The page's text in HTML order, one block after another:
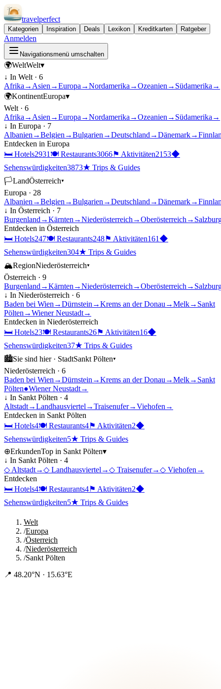
travelperfect
Kategorien Inspiration Deals Lexikon Kreditkarten Ratgeber
Anmelden
Navigationsmenü umschalten
🌍WeltWelt▾
↓ In Welt · 6
Afrika → Asien →Europa →Nordamerika →Ozeanien → Südamerika →
🌍KontinentEuropa▾
Welt · 6
Afrika → Asien →Europa →Nordamerika →Ozeanien → Südamerika →
↓ In Europa · 7
Albanien →Belgien →Bulgarien →Deutschland →Dänemark→
Entdecken in Europa
🛏 Hotels2931 🍽 Restaurants3066⚑ Aktivitäten2153◆
Sehenswürdigkeiten3873★ Trips & Guides
🏳LandÖsterreich▾
Europa · 28
Albanien →Belgien →Bulgarien →Deutschland →Dänemark→
↓ In Österreich · 7
Burgenland →Kärnten →Niederösterreich →Oberösterreich →
Entdecken in Österreich
🛏 Hotels247🍽 Restaurants248⚑ Aktivitäten161 ◆
Sehenswürdigkeiten304★ Trips & Guides
🏔RegionNiederösterreich▾
Österreich · 9
Burgenland →Kärnten →Niederösterreich →Oberösterreich →
↓ In Niederösterreich · 6
Baden bei Wien →Dürnstein →Krems an der Donau →Melk→ Sankt
Pölten →Wiener Neustadt→
Entdecken in Niederösterreich
🛏 Hotels23🍽 Restaurants26⚑ Aktivitäten16◆
Sehenswürdigkeiten37★ Trips & Guides
🏙Sie sind hier · StadtSankt Pölten▾
Niederösterreich · 6
Baden bei Wien →Dürnstein →Krems an der Donau →Melk→ Sankt
Pölten●Wiener Neustadt→
↓ In Sankt Pölten · 4
Altstadt→Landhausviertel →Traisenufer→Viehofen →
Entdecken in Sankt Pölten
🛏 Hotels4🍽 Restaurants4⚑ Aktivitäten2◆
Sehenswürdigkeiten5★ Trips & Guides
⊕ErkundenTop in Sankt Pölten▾
↓ In Sankt Pölten · 4
◇ Altstadt→◇ Landhausviertel →◇ Traisenufer→◇ Viehofen →
Entdecken
🛏 Hotels4🍽 Restaurants4⚑ Aktivitäten2◆
Sehenswürdigkeiten5★ Trips & Guides
Welt
/Europa
/Österreich
/Niederösterreich
/Sankt Pölten
📍 48.20°N · 15.63°E